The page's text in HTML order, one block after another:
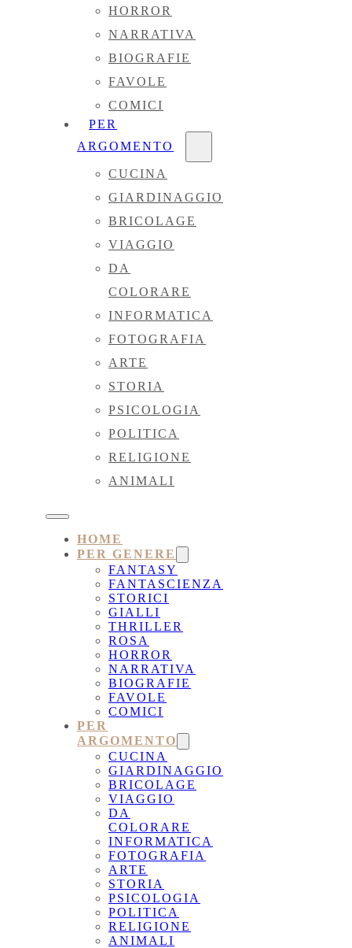
HORROR
NARRATIVA
BIOGRAFIE
FAVOLE
COMICI
PER
ARGOMENTO
CUCINA
GIARDINAGGIO
BRICOLAGE
VIAGGIO
DA
COLORARE
INFORMATICA
FOTOGRAFIA
ARTE
STORIA
PSICOLOGIA
POLITICA
RELIGIONE
ANIMALI
HOME
PER GENERE
FANTASY
FANTASCIENZA
STORICI
GIALLI
THRILLER
ROSA
HORROR
NARRATIVA
BIOGRAFIE
FAVOLE
COMICI
PER
ARGOMENTO
CUCINA
GIARDINAGGIO
BRICOLAGE
VIAGGIO
DA
COLORARE
INFORMATICA
FOTOGRAFIA
ARTE
STORIA
PSICOLOGIA
POLITICA
RELIGIONE
ANIMALI